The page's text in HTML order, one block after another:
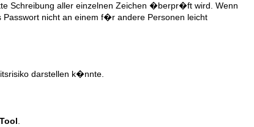
Schreibung aller einzelnen Zeichen �berpr�ft wird. Wenn
Passwort nicht an einem f�r andere Personen leicht
darstellen k�nnte.